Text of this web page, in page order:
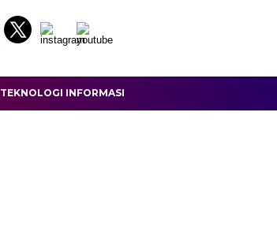
TEKNOLOGI INFORMASI